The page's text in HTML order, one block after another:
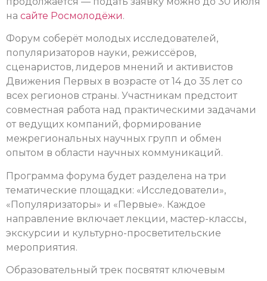
на сайте Росмолодёжи.
Форум соберёт молодых исследователей,
популяризаторов науки, режиссёров,
сценаристов, лидеров мнений и активистов
Движения Первых в возрасте от 14 до 35 лет со
всех регионов страны. Участникам предстоит
совместная работа над практическими задачами
от ведущих компаний, формирование
межрегиональных научных групп и обмен
опытом в области научных коммуникаций.
Программа форума будет разделена на три
тематические площадки: «Исследователи»,
«Популяризаторы» и «Первые». Каждое
направление включает лекции, мастер-классы,
экскурсии и культурно-просветительские
мероприятия.
Образовательный трек посвятят ключевым